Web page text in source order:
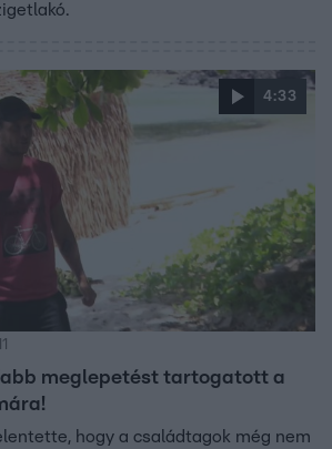
4:33
meglepetést tartogatott a
hogy a családtagok még nem